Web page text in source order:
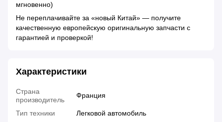
мгновенно)
Не переплачивайте за «новый Китай» — получите
качественную европейскую оригинальную запчасти с
гарантией и проверкой!
Характеристики
Страна
производитель
Франция
Тип техники
Легковой автомобиль